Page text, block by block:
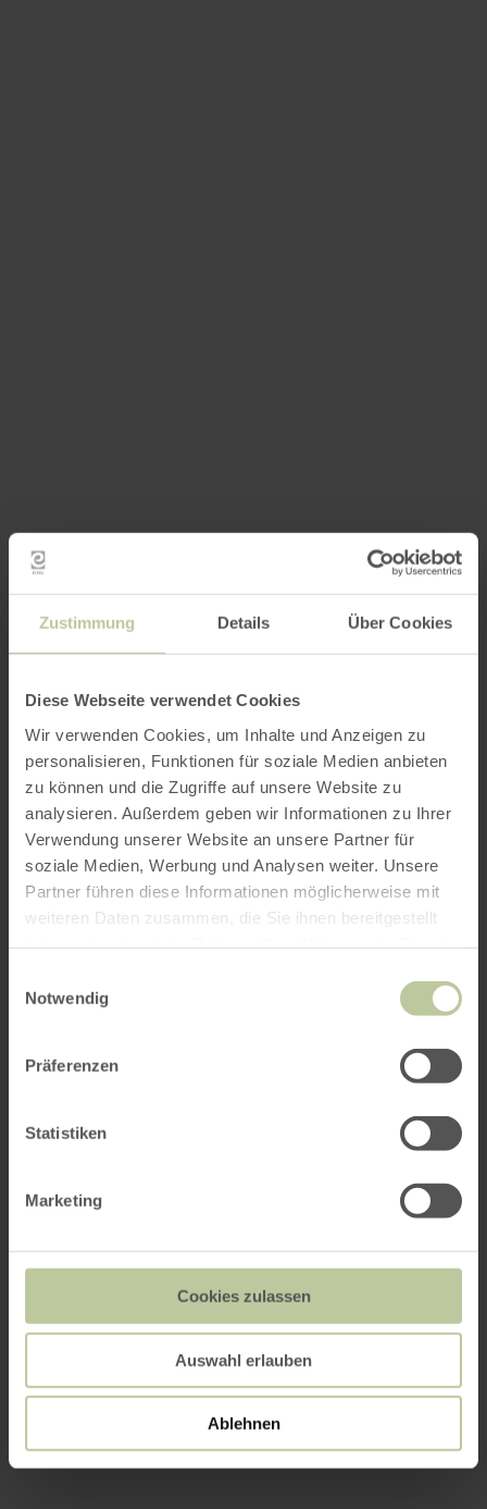
Zustimmung Details Über Cookies
Diese Webseite verwendet Cookies
Wir verwenden Cookies, um Inhalte und Anzeigen zu
personalisieren, Funktionen für soziale Medien anbieten
zu können und die Zugriffe auf unsere Website zu
analysieren. Außerdem geben wir Informationen zu Ihrer
Verwendung unserer Website an unsere Partner für
soziale Medien, Werbung und Analysen weiter. Unsere
Partner führen diese Informationen möglicherweise mit
weiteren Daten zusammen, die Sie ihnen bereitgestellt
Notwendig
Präferenzen
Statistiken
Marketing
Cookies zulassen
Auswahl erlauben
Ablehnen